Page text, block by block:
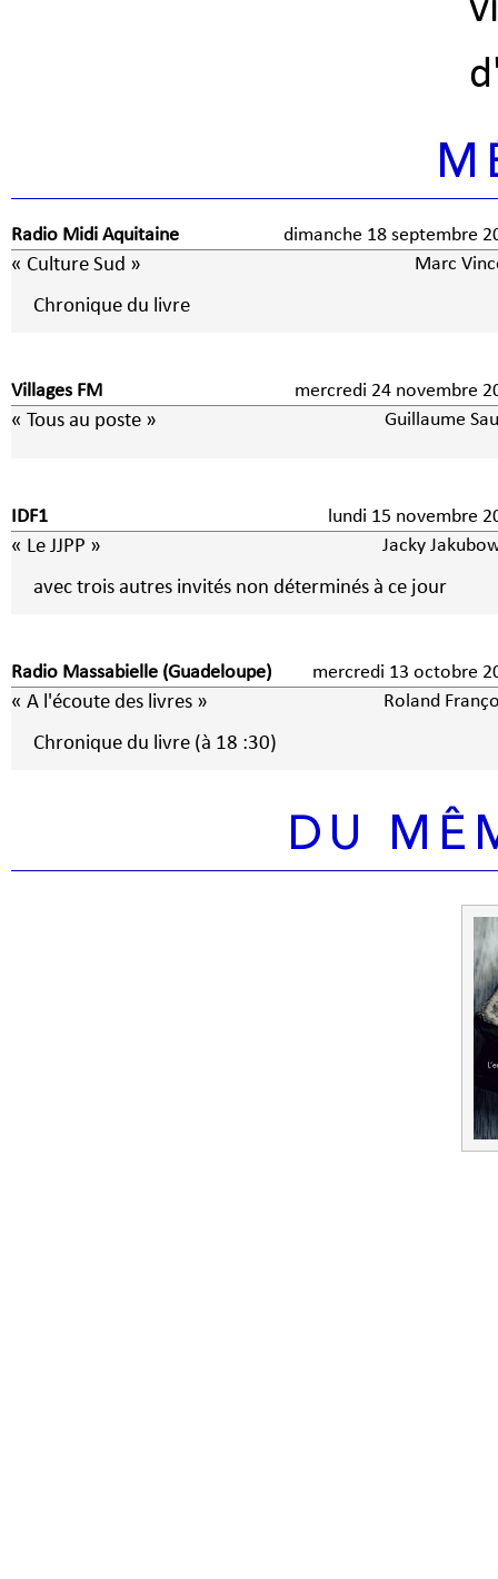
Radio Midi Aquitaine dimanche 18 septembre
« Culture Sud » Marc
Chronique du livre
Villages FM mercredi 24 novembre
« Tous au poste » Guillaume
IDF1 lundi 15 novembre
« Le JJPP » Jacky
avec trois autres invités non déterminés à ce jour
Radio Massabielle (Guadeloupe) mercredi 13 octobre
« A l'écoute des livres » Roland
Chronique du livre (à 18 :30)
DU